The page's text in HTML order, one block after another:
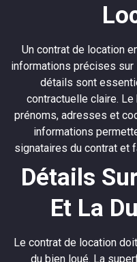
Un contrat de location
informations précises sur
détails sont
contractuelle claire.
prénoms, adresses et
informations
signataires du contrat et
Détails
Et La
Le contrat de location
du bien loué. La